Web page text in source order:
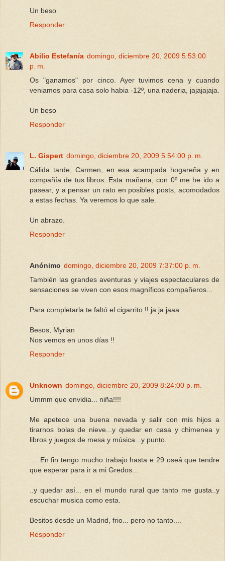
Un beso
Responder
Abilio Estefanía domingo, diciembre 20, 2009 5:53:00
p. m.
Os "ganamos" por cinco. Ayer tuvimos cena y cuando
veniamos para casa solo habia -12º, una naderia, jajajajaja.
Un beso
Responder
L. Gispert domingo, diciembre 20, 2009 5:54:00 p. m.
Cálida tarde, Carmen, en esa acampada hogareña y en
compañía de tus libros. Esta mañana, con 0º me he ido a
pasear, y a pensar un rato en posibles posts, acomodados
a estas fechas. Ya veremos lo que sale.
Un abrazo.
Responder
Anónimo domingo, diciembre 20, 2009 7:37:00 p. m.
También las grandes aventuras y viajes espectaculares de
sensaciones se viven con esos magníficos compañeros...
Para completarla te faltó el cigarrito !! ja ja jaaa
Besos, Myrian
Nos vemos en unos días !!
Responder
Unknown domingo, diciembre 20, 2009 8:24:00 p. m.
Ummm que envidia... niña!!!!
Me apetece una buena nevada y salir con mis hijos a
tirarnos bolas de nieve...y quedar en casa y chimenea y
libros y juegos de mesa y música...y punto.
.... En fin tengo mucho trabajo hasta e 29 oseá que tendre
que esperar para ir a mi Gredos...
..y quedar así... en el mundo rural que tanto me gusta..y
escuchar musica como esta.
Besitos desde un Madrid, frio... pero no tanto....
Responder